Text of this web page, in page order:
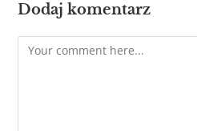
Dodaj komentarz